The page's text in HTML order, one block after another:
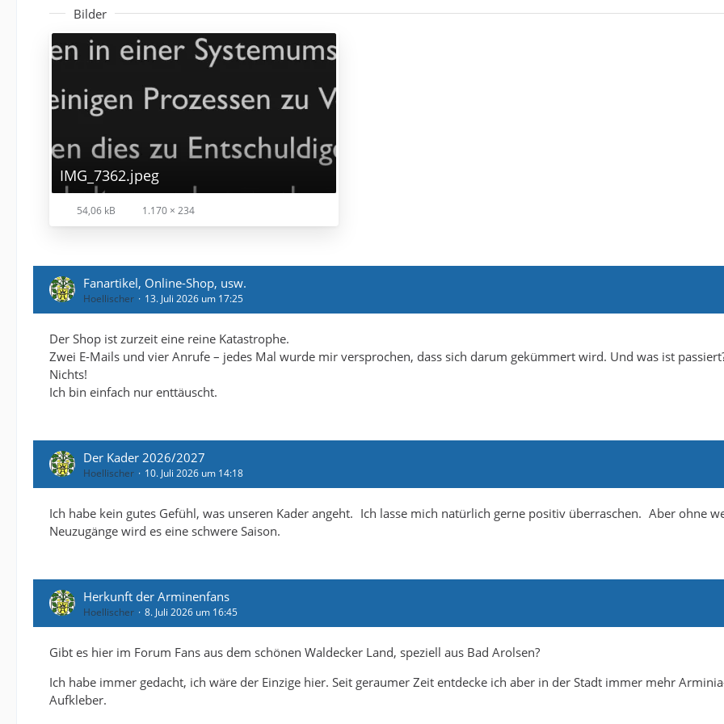
Bilder
IMG_7362.jpeg
54,06 kB 1.170 × 234
Fanartikel, Online-Shop, usw.
Hoellischer 13. Juli 2026 um 17:25
Der Shop ist zurzeit eine reine Katastrophe.
Zwei E-Mails und vier Anrufe – jedes Mal wurde mir versprochen, dass sich darum gekümmert wird. Und was ist
Nichts!
Ich bin einfach nur enttäuscht.
Der Kader 2026/2027
Hoellischer 10. Juli 2026 um 14:18
Ich habe kein gutes Gefühl, was unseren Kader angeht. Ich lasse mich natürlich gerne positiv überraschen. Aber ohne
Neuzugänge wird es eine schwere Saison.
Herkunft der Arminenfans
Hoellischer 8. Juli 2026 um 16:45
Gibt es hier im Forum Fans aus dem schönen Waldecker Land, speziell aus Bad Arolsen?
Ich habe immer gedacht, ich wäre der Einzige hier. Seit geraumer Zeit entdecke ich aber in der Stadt immer mehr
Aufkleber.